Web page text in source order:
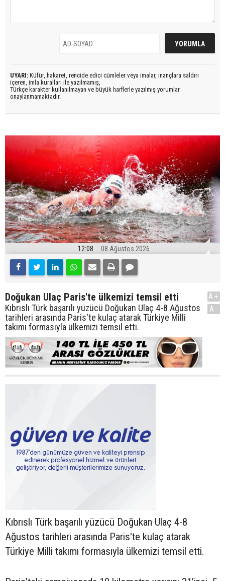
UYARI: Küfür, hakaret, rencide edici cümleler veya imalar, inançlara saldırı
içeren, imla kuralları ile yazılmamış,
Türkçe karakter kullanılmayan ve büyük harflerle yazılmış yorumlar
onaylanmamaktadır.
12:08 08 Ağustos 2026
Doğukan Ulaç Paris'te ülkemizi temsil etti
Kıbrıslı Türk başarılı yüzücü Doğukan Ulaç 4-8 Ağustos
tarihleri arasında Paris'te kulaç atarak Türkiye Milli
takımı formasıyla ülkemizi temsil etti.
A+
A-
Kıbrıslı Türk başarılı yüzücü Doğukan Ulaç 4-8
Ağustos tarihleri arasında Paris'te kulaç atarak
Türkiye Milli takımı formasıyla ülkemizi temsil etti.